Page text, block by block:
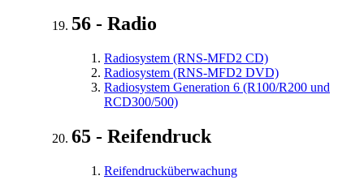
56 - Radio
Radiosystem (RNS-MFD2 CD)
Radiosystem (RNS-MFD2 DVD)
Radiosystem Generation 6 (R100/R200 und
RCD300/500)
65 - Reifendruck
Reifendrucküberwachung